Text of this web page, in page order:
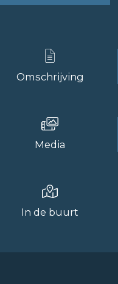
Omschrijving
Media
In de buurt